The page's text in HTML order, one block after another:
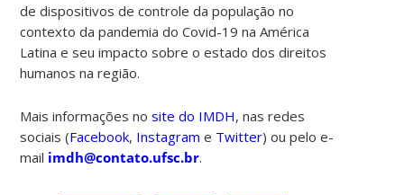
de dispositivos de controle da população no
contexto da pandemia do Covid-19 na América
Latina e seu impacto sobre o estado dos direitos
humanos na região.
Mais informações nosite do IMDH, nas redes
sociais (Facebook, Instagram e Twitter) ou pelo e-
mail imdh@contato.ufsc.br.